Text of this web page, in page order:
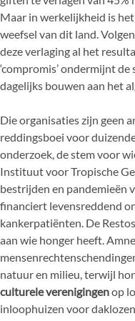
Maar in werkelijkheid is
weefsel van dit land.
deze verlaging al het
‘compromis’ ondermijnt
dagelijks bouwen aan het
Die organisaties zijn geen
reddingsboei voor
onderzoek, de stem voor
Instituut voor Tropische
bestrijden en pandemieën
financiert levensreddend
kankerpatiënten. De
aan wie honger heeft.
natuur en milieu, terwijl
culturele verenigingenop
inloophuizen voor